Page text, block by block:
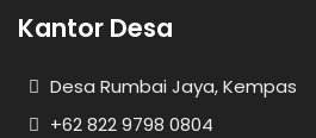
Kantor Desa
Desa Rumbai Jaya, Kempas
+62 822 9798 0804